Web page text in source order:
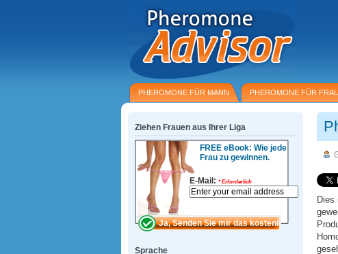
PHEROMONE FÜR MANN PHEROMONE FÜR
Dies
Ziehen Frauen aus Ihrer Liga
FREE eBook: Wie jede
Frau zu gewinnen.
E-Mail: *Erforderlich
Sprache